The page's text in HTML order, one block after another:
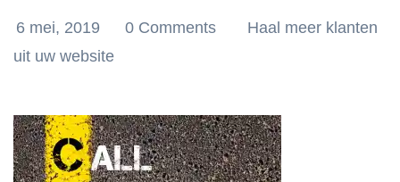
6 mei, 2019 0 Comments
Haal meer klanten
uit uw website